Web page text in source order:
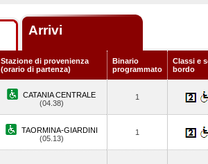
Arrivi
Stazione di provenienza
(orario di partenza)
Binario
programmato
Classi e
bordo
CATANIA CENTRALE
(04.38)
1
TAORMINA-GIARDINI
(05.13)
1